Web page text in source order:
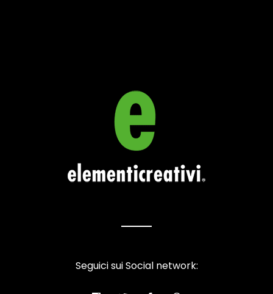
Seguici sui Social network: